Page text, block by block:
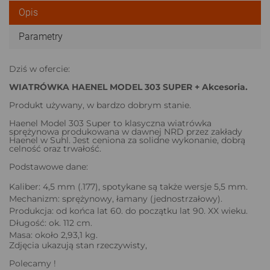
Opis
Parametry
Dziś w ofercie:
WIATRÓWKA HAENEL MODEL 303 SUPER + Akcesoria.
Produkt używany, w bardzo dobrym stanie.
Haenel Model 303 Super to klasyczna wiatrówka
sprężynowa produkowana w dawnej NRD przez zakłady
Haenel w Suhl. Jest ceniona za solidne wykonanie, dobrą
celność oraz trwałość.
Podstawowe dane:
Kaliber: 4,5 mm (.177), spotykane są także wersje 5,5 mm.
Mechanizm: sprężynowy, łamany (jednostrzałowy).
Produkcja: od końca lat 60. do początku lat 90. XX wieku.
Długość: ok. 112 cm.
Masa: około 2,93,1 kg.
Zdjęcia ukazują stan rzeczywisty,
Polecamy !